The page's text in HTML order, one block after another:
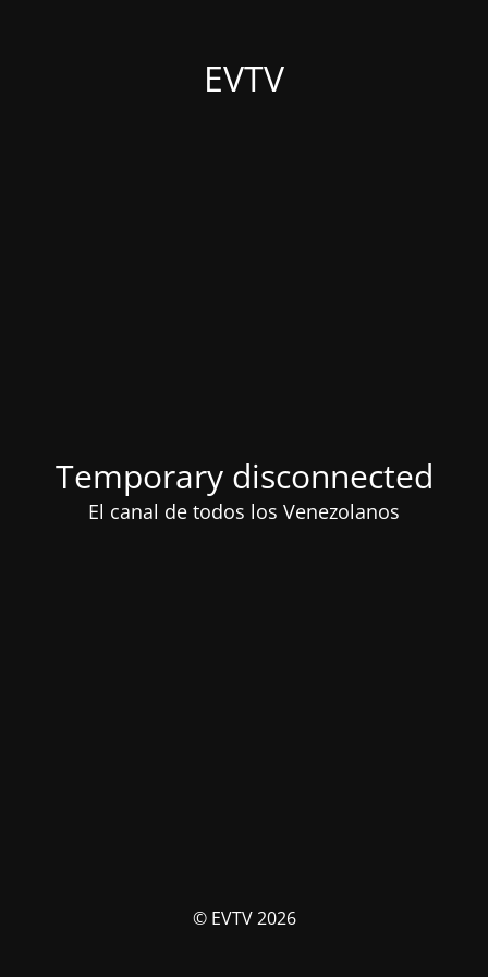
EVTV
Temporary disconnected
El canal de todos los Venezolanos
© EVTV 2026